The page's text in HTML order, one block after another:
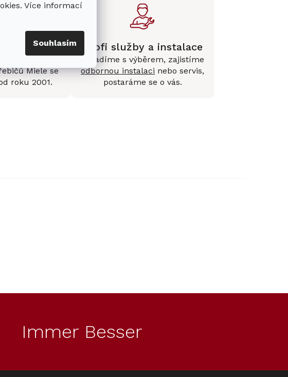
Více informací
Souhlasím
Miele se
roku 2001.
Profi služby a instalace
Poradíme s výběrem, zajistíme
odbornou instalaci nebo servis,
postaráme se o vás.
Immer Besser